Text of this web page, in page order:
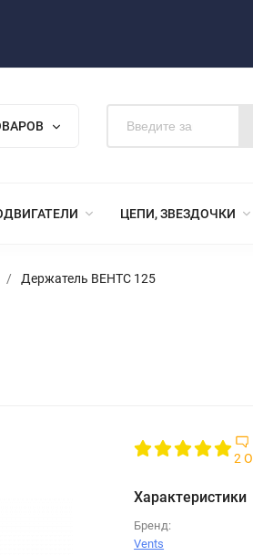
ЦЕПИ, ЗВЕЗДОЧКИ
/ Держатель ВЕНТС 125
2
Характеристики
Бренд:
Vents